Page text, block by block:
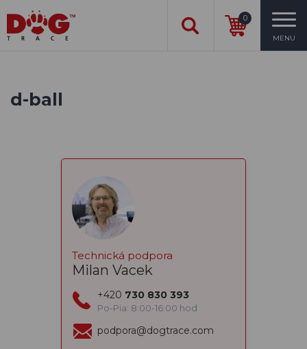
0
MENU
d-ball
Technická podpora
Milan Vacek
+420 730 830 393
Po-Pia: 8:00-16:00 hod
podpora@dogtrace.com